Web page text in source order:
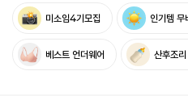
미소임4기모집 인기템
베스트 언더웨어 산후조